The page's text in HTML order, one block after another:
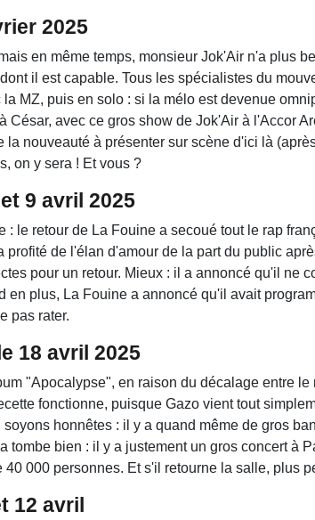
2025
en même temps, monsieur Jok'Air n'a plus
il est capable. Tous les spécialistes du
MZ, puis en solo : si la mélo est devenue
César, avec ce gros show de Jok'Air à l'Accor
nouveauté à présenter sur scène d'ici là
on y sera ! Et vous ?
9 avril 2025
: le retour de La Fouine a secoué tout le rap
de l'élan d'amour de la part du public
pour un retour. Mieux : il a annoncé qu'il ne
en plus, La Fouine a annoncé qu'il avait
pas rater.
18 avril 2025
"Apocalypse", en raison du décalage entre
fonctionne, puisque Gazo vient tout
honnêtes : il y a quand même de gros
tombe bien : il y a justement un gros concert à
000 personnes. Et s'il retourne la salle, plus
12 avril